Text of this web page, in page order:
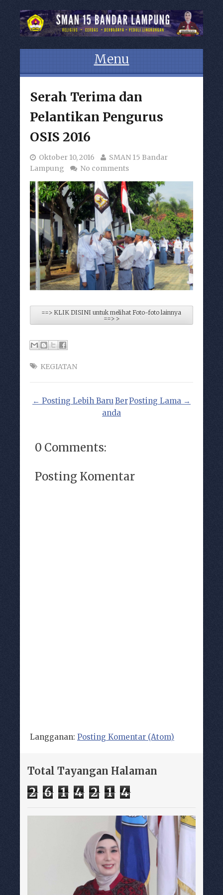
Menu
Serah Terima dan
Pelantikan Pengurus
OSIS 2016
Oktober 10, 2016
SMAN 15 Bandar
Lampung
No comments
==> KLIK DISINI untuk melihat Foto-foto lainnya
==> >
KEGIATAN
← Posting Lebih Baru Posting Lama →
Ber
anda
0 Comments:
Posting Komentar
Langganan: Posting Komentar (Atom)
Total Tayangan Halaman
2 6 1 4 2 1 4